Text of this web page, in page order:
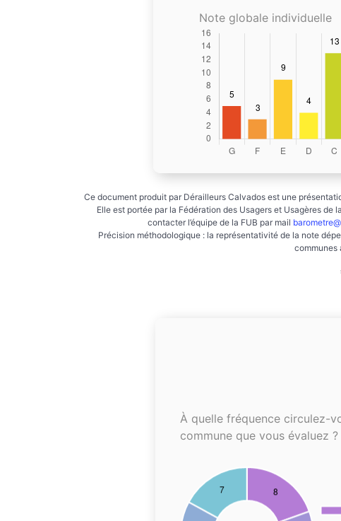
Note globale individuelle
Ce document produit par Dérailleurs Calvados est une
Elle est portée par la Fédération des Usagers et Usagères
contacter l’équipe de la FUB par mail
Précision méthodologique : la représentativité de la note
communes
À quelle fréquence circulez-
commune que vous évaluez ?